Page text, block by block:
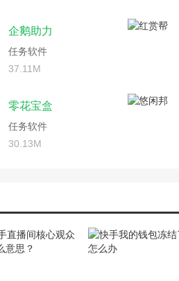
企鹅助力
任务软件
37.11M
零花宝盒
任务软件
30.13M